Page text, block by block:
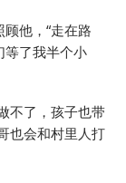
他，“走在路
等了我半个小
不了，孩子也带
也会和村里人打